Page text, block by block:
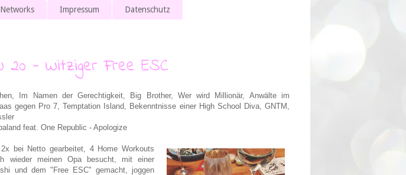
Impressum Datenschutz
20 - Witziger Free ESC
Im Namen der Gerechtigkeit, Big Brother, Wer wird Millionär, Anwälte im
gegen Pro 7, Temptation Island, Bekenntnisse einer High School Diva, GNTM,
feat. One Republic - Apologize
bei Netto gearbeitet, 4 Home Workouts
wieder meinen Opa besucht, mit einer
und dem "Free ESC" gemacht, joggen